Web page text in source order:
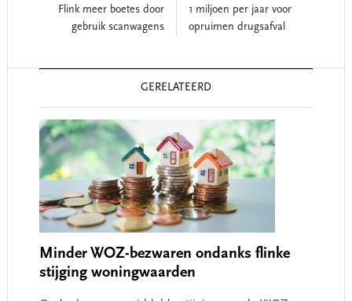
Flink meer boetes door
gebruik scanwagens
1 miljoen per jaar voor
opruimen drugsafval
GERELATEERD
Minder WOZ-bezwaren ondanks flinke
stijging woningwaarden